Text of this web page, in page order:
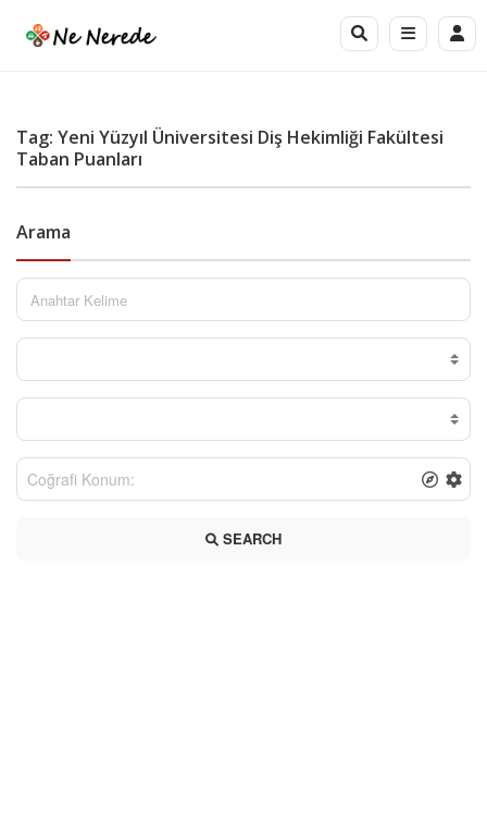
Tag: Yeni Yüzyıl Üniversitesi Diş Hekimliği Fakültesi
Taban Puanları
Arama
SEARCH